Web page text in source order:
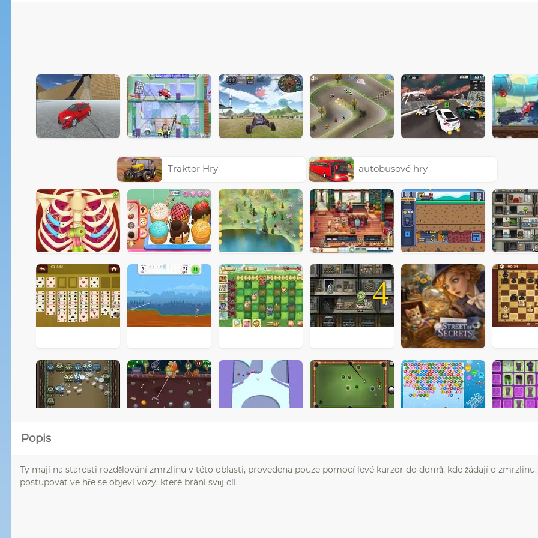
Traktor Hry autobusové hry
4
Popis
Ty mají na starosti rozdělování zmrzlinu v této oblasti, provedena pouze pomocí levé kurzor do domů, kde žádají o
postupovat ve hře se objeví vozy, které brání svůj cíl.